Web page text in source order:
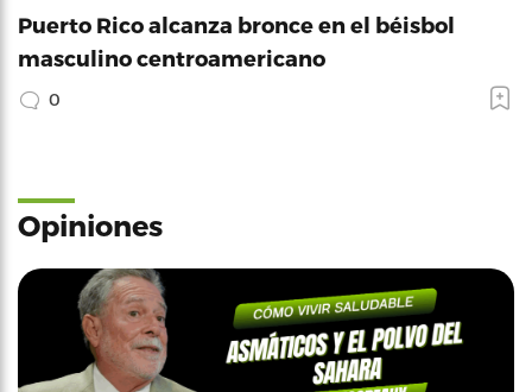
Puerto Rico alcanza bronce en el béisbol
masculino centroamericano
0
Opiniones